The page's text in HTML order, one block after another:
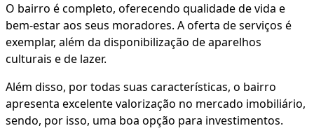
O bairro é completo, oferecendo qualidade de vida e
bem-estar aos seus moradores. A oferta de serviços é
exemplar, além da disponibilização de aparelhos
culturais e de lazer.
Além disso, por todas suas características, o bairro
apresenta excelente valorização no mercado imobiliário,
sendo, por isso, uma boa opção para investimentos.